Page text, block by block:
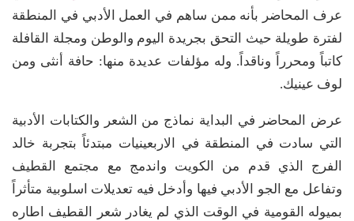
عرف المحاضر بأنه ممن ساهم في العمل الأدبي في المنطقة
لفترة طويلة حيث التحق بجريدة اليوم والوطن ومجلة القافلة
كاتباً ومحرراً وناقداً. وله مؤلفات عديدة منها: حافة أنثى ومن
لوف عينيك.
عرض المحاضر في البداية نماذج من الشعر والكتابات الأدبية
التي سادت في المنطقة في الاربعينيات مبتدئاً بتجربة خالد
الفرج الذي قدم من الكويت واندمج مع مجتمع القطيف
وتفاعل مع الجو الأدبي فيها وأدخل فيه تعديلات اسلوبية متأثراً
بميوله القومية في الوقت الذي لم يغادر شعر القطيف اطاره